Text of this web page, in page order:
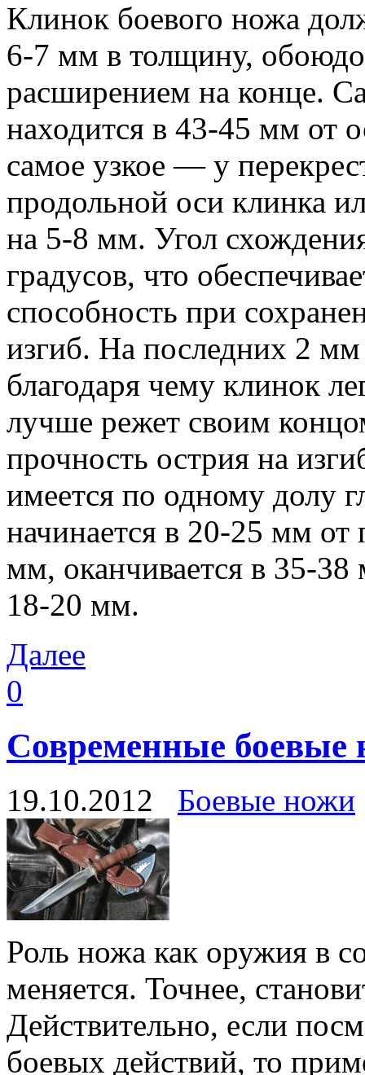
Клинок боевого ножа
6-7 мм в толщину,
расширением на конце.
находится в 43-45 мм от
самое узкое — у
продольной оси клинка
на 5-8 мм. Угол
градусов, что
способность при
изгиб. На последних 2 мм
благодаря чему клинок
лучше режет своим
прочность острия на
имеется по одному долу
начинается в 20-25 мм
мм, оканчивается в 35-
18-20 мм.
Далее
0
Современные боевые
19.10.2012 Боевые ножи
Роль ножа как оружия в
меняется. Точнее,
Действительно, если
боевых действий, то